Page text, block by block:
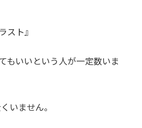
スト』
もいいという人が一定数いま
いません。